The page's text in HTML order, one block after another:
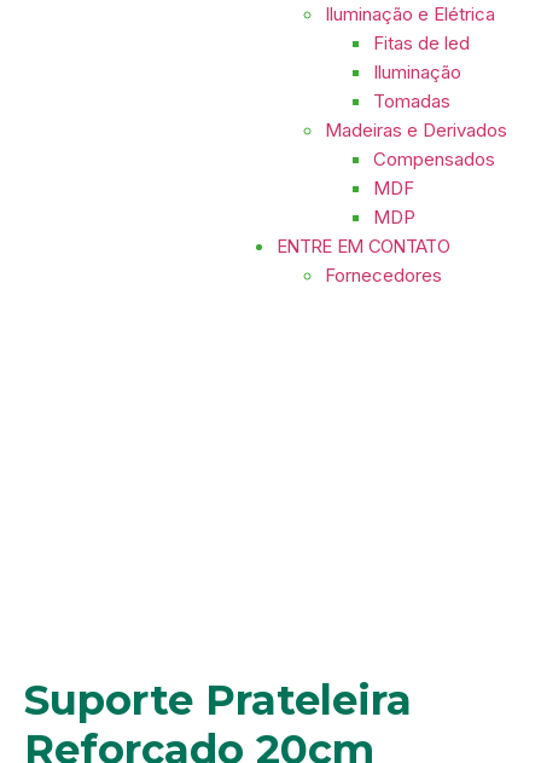
Iluminação e Elétrica
Fitas de led
Iluminação
Tomadas
Madeiras e Derivados
Compensados
MDF
MDP
ENTRE EM CONTATO
Fornecedores
Suporte Prateleira
Reforçado 20cm